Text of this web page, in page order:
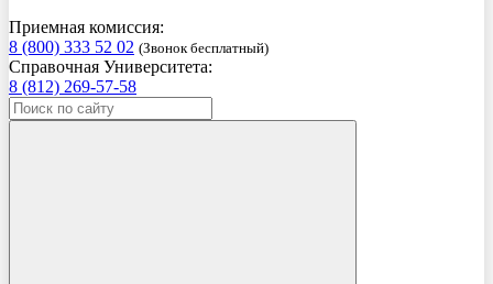
Приемная комиссия:
8 (800) 333 52 02 (Звонок бесплатный)
Справочная Университета:
8 (812) 269-57-58